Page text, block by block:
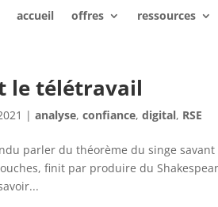
accueil offres ressources
le télétravail
|analyse,confiance,digital, RSE
parler du théorème du singe
finit par produire du